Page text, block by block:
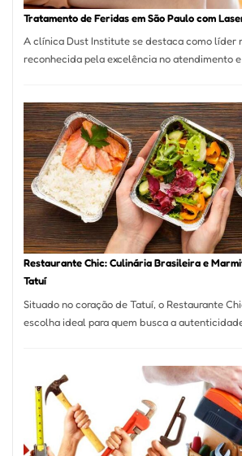
Recorde
9,9%
Tratamento de Feridas em São Paulo com
A clínica Dust Institute se destaca como líder
reconhecida pela excelência no atendimento
Restaurante Chic: Culinária Brasileira e
Tatuí
Situado no coração de Tatuí, o Restaurante
escolha ideal para quem busca a